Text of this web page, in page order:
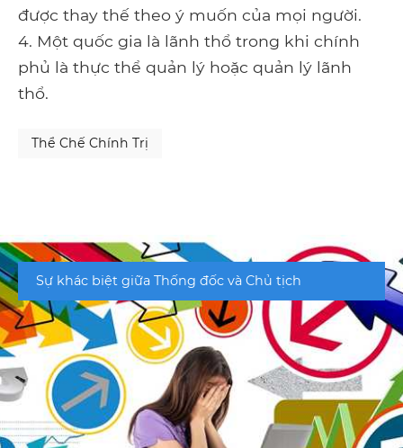
được thay thế theo ý muốn của mọi người.
4. Một quốc gia là lãnh thổ trong khi chính
phủ là thực thể quản lý hoặc quản lý lãnh
thổ.
Thể Chế Chính Trị
Sự khác biệt giữa Thống đốc và Chủ tịch